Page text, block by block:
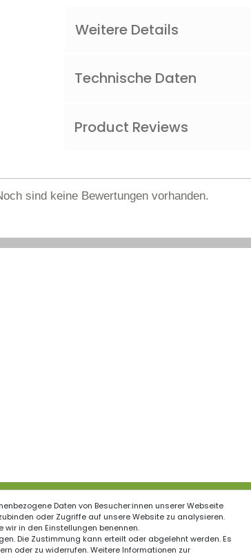
Weitere Details
Technische Daten
Product Reviews
sind keine Bewertungen vorhanden.
Daten von Besucher:innen unserer Webseite
oder Zugriffe auf unsere Website zu analysieren.
in den Einstellungen benennen.
Die Zustimmung kann erteilt oder abgelehnt werden. Es
oder zu widerrufen. Weitere Informationen zur
Schnelle Kurierzustellung